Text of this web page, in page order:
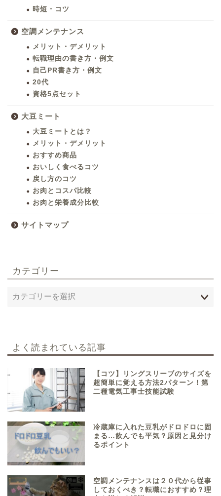
時短・コツ
空調メンテナンス
メリット・デメリット
転職理由の書き方・例文
自己PR書き方・例文
20代
資格5点セット
大豆ミート
大豆ミートとは？
メリット・デメリット
おすすめ商品
おいしく食べるコツ
戻し方のコツ
お肉とコスパ比較
お肉と栄養成分比較
サイトマップ
カテゴリー
よく読まれている記事
【コツ】リングスリーブのサイズを
超簡単に覚える方法2パターン！第
二種電気工事士技能試験
冷蔵庫に入れた豆乳がドロドロに固
まる…飲んでも平気？原因と見分け
るポイント
空調メンテナンスは２０代から従事
しておくべき？転職におすすめ？理